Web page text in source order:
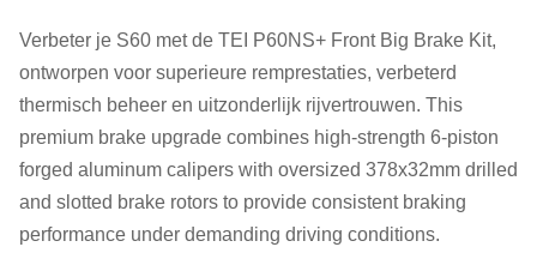
Verbeter je S60 met de TEI P60NS+ Front Big Brake Kit,
ontworpen voor superieure remprestaties, verbeterd
thermisch beheer en uitzonderlijk rijvertrouwen. This
premium brake upgrade combines high-strength 6-piston
forged aluminum calipers with oversized 378x32mm drilled
and slotted brake rotors to provide consistent braking
performance under demanding driving conditions.